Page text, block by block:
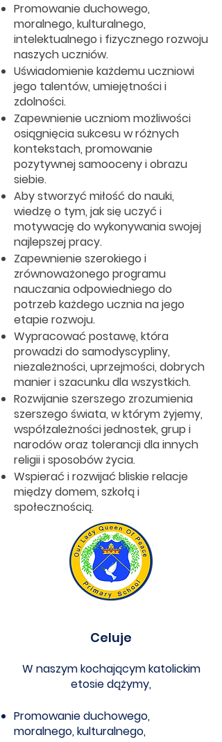
Promowanie duchowego,
moralnego, kulturalnego,
intelektualnego i fizycznego rozwoju
naszych uczniów.
Uświadomienie każdemu uczniowi
jego talentów, umiejętności i
zdolności.
Zapewnienie uczniom możliwości
osiągnięcia sukcesu w różnych
kontekstach, promowanie
pozytywnej samooceny i obrazu
siebie.
Aby stworzyć miłość do nauki,
wiedzę o tym, jak się uczyć i
motywację do wykonywania swojej
najlepszej pracy.
Zapewnienie szerokiego i
zrównoważonego programu
nauczania odpowiedniego do
potrzeb każdego ucznia na jego
etapie rozwoju.
Wypracować postawę, która
prowadzi do samodyscypliny,
niezależności, uprzejmości, dobrych
manier i szacunku dla wszystkich.
Rozwijanie szerszego zrozumienia
szerszego świata, w którym żyjemy,
współzależności jednostek, grup i
narodów oraz tolerancji dla innych
religii i sposobów życia.
Wspierać i rozwijać bliskie relacje
między domem, szkołą i
społecznością.
Celuje
W naszym kochającym katolickim
etosie dążymy,
Promowanie duchowego,
moralnego, kulturalnego,